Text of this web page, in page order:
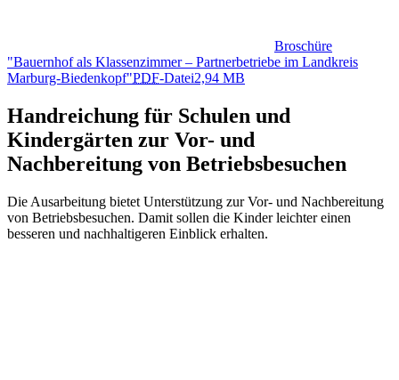
Broschüre
"Bauernhof als Klassenzimmer – Partnerbetriebe im Landkreis
Marburg-Biedenkopf"PDF-Datei2,94 MB
Handreichung für Schulen und
Kindergärten zur Vor- und
Nachbereitung von Betriebsbesuchen
Die Ausarbeitung bietet Unterstützung zur Vor- und Nachbereitung
von Betriebsbesuchen. Damit sollen die Kinder leichter einen
besseren und nachhaltigeren Einblick erhalten.